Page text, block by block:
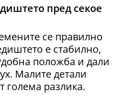
пред секое
се правилно
е стабилно,
положба и дали
Малите детали
голема разлика.